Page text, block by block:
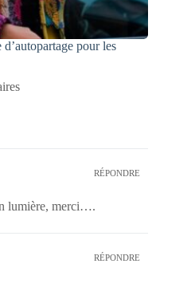
pour les
RÉPONDRE
lumière, merci….
RÉPONDRE